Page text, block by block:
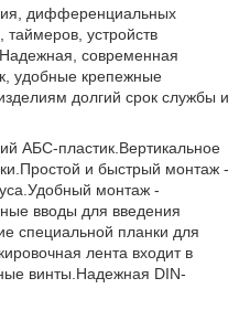
дифференциальных
таймеров, устройств
современная
удобные крепежные
долгий срок службы и
АБС-пластик.Вертикальное
и быстрый монтаж -
монтаж -
вводы для введения
специальной планки для
лента входит в
винты.Надежная DIN-